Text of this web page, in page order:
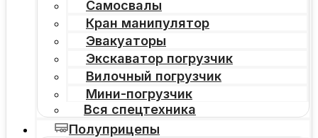
Самосвалы
Кран манипулятор
Эвакуаторы
Экскаватор погрузчик
Вилочный погрузчик
Мини-погрузчик
Вся спецтехника
Полуприцепы